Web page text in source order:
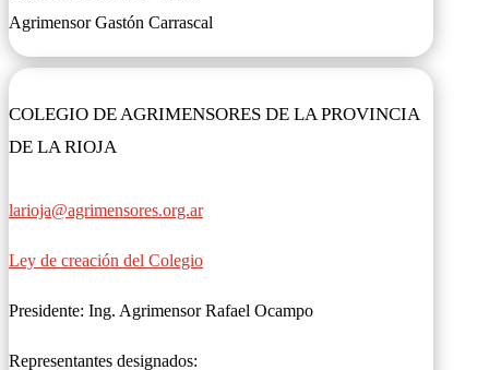
Agrimensor Gastón Carrascal
COLEGIO DE AGRIMENSORES DE LA PROVINCIA
DE LA RIOJA
larioja@agrimensores.org.ar
Ley de creación del Colegio
Presidente: Ing. Agrimensor Rafael Ocampo
Representantes designados: